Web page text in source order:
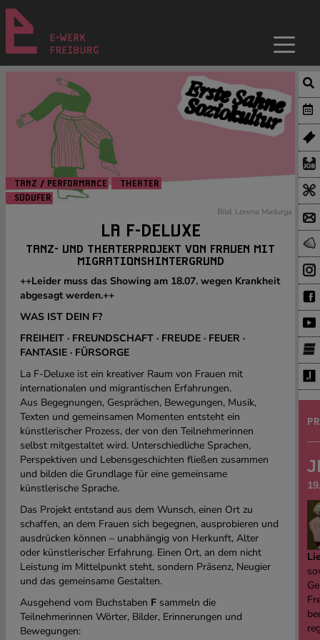
TANZ / PERFORMANCE
THEATER
SÜDUFER
Bild: Lorena Madurga
LA F-DELUXE
TANZ- UND THEATERPROJEKT VON FRAUEN MIT
MIGRATIONSHINTERGRUND
++Leider muss das Showing am 18.07. wegen Krankheit
abgesagt werden.++
WAS IST DEIN F?
FREIHEIT · FREUNDSCHAFT · FREUDE · FEUER ·
FANTASIE · FÜRSORGE
La F-Deluxe ist ein kreativer Raum von Frauen mit
internationalen und migrantischen Erfahrungen.
Aus Begegnungen, Gesprächen, Bewegungen, Musik,
Texten und gemeinsamen Momenten entsteht ein
künstlerischer Prozess, der von den Teilnehmerinnen
selbst mitgestaltet wird. Unterschiedliche Sprachen,
Perspektiven und Lebensgeschichten fließen zusammen
und bilden die Grundlage für eine gemeinsame
künstlerische Sprache.
Das Projekt entstand aus dem Wunsch, einen Ort zu
schaffen, an dem Frauen sich begegnen, ausprobieren und
ausdrücken können – unabhängig von Herkunft, Alter
oder künstlerischer Erfahrung. Einen Ort, an dem nicht
Leistung im Mittelpunkt steht, sondern Präsenz, Neugier
und das gemeinsame Gestalten.
Ausgehend vom Buchstaben F sammeln die
Teilnehmerinnen Wörter, Bilder, Erinnerungen und
Bewegungen: